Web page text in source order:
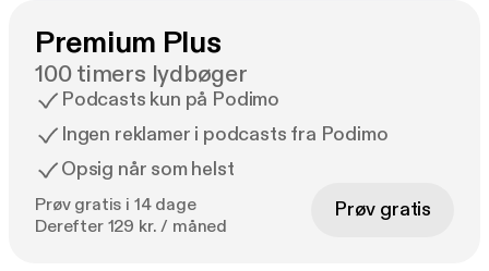
Premium Plus
100 timers lydbøger
Podcasts kun på Podimo
Ingen reklamer i podcasts fra Podimo
Opsig når som helst
Prøv gratis i 14 dage
Derefter 129 kr. / måned
Prøv gratis